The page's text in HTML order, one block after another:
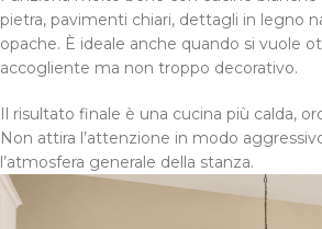
pietra, pavimenti chiari, dettagli in legno
opache. È ideale anche quando si vuole
accogliente ma non troppo decorativo.
Il risultato finale è una cucina più calda,
Non attira l’attenzione in modo
l’atmosfera generale della stanza.